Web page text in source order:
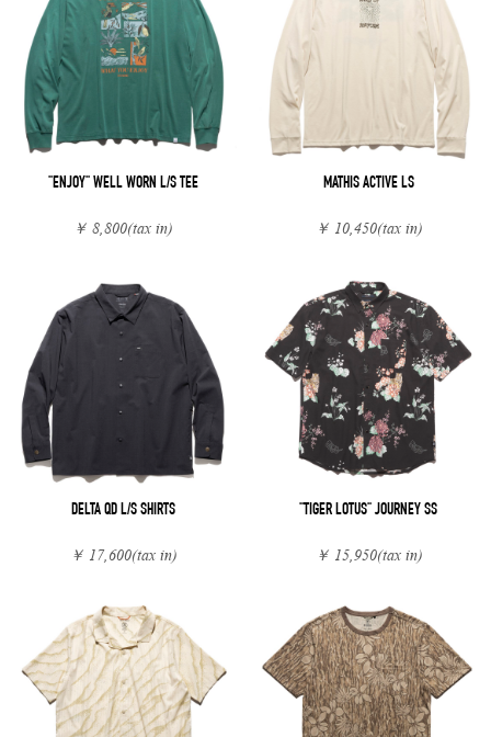
"ENJOY" WELL WORN L/S TEE
￥ 8,800(tax in)
MATHIS ACTIVE LS
￥ 10,450(tax in)
DELTA QD L/S SHIRTS
￥ 17,600(tax in)
"TIGER LOTUS" JOURNEY SS
￥ 15,950(tax in)